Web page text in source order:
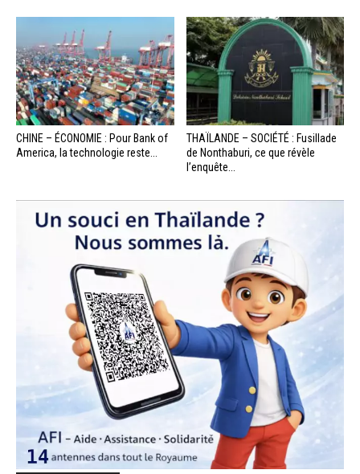
CHINE – ÉCONOMIE : Pour Bank of
America, la technologie reste...
THAÏLANDE – SOCIÉTÉ : Fusillade
de Nonthaburi, ce que révèle
l’enquête...